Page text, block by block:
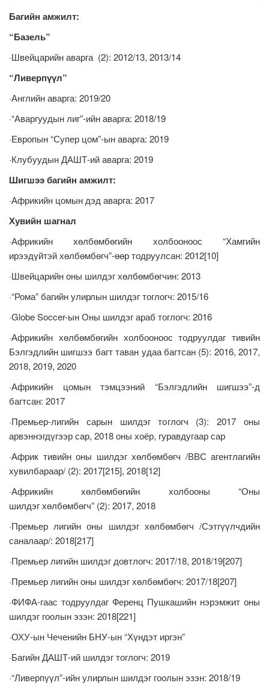
Багийн амжилт:
“Базель”
·Швейцарийн аварга (2): 2012/13, 2013/14
“Ливерпүүл”
·Английн аварга: 2019/20
·“Аваргуудын лиг”-ийн аварга: 2018/19
·Европын “Супер цом”-ын аварга: 2019
·Клубуудын ДАШТ-ий аварга: 2019
Шигшээ багийн амжилт:
·Африкийн цомын дэд аварга: 2017
Хувийн шагнал
·Африкийн хөлбөмбөгийн холбооноос “Хамгийн
ирээдүйтэй хөлбөмбөгч”-өөр тодруулсан: 2012[10]
·Швейцарийн оны шилдэг хөлбөмбөгчин: 2013
·“Рома” багийн улирлын шилдэг тоглогч: 2015/16
·Globe Soccer-ын Оны шилдэг араб тоглогч: 2016
·Африкийн хөлбөмбөгийн холбооноос тодруулдаг тивийн
Бэлгэдлийн шигшээ багт таван удаа багтсан (5): 2016, 2017,
2018, 2019, 2020
·Африкийн цомын тэмцээний “Бэлгэдлийн шигшээ”-д
багтсан: 2017
·Премьер-лигийн сарын шилдэг тоглогч (3): 2017 оны
арвэннэгдүгээр сар, 2018 оны хоёр, гуравдугаар сар
·Африк тивийн оны шилдэг хөлбөмбөгч /ВВС агентлагийн
хувилбараар/ (2): 2017[215], 2018[12]
·Африкийн хөлбөмбөгийн холбооны “Оны
шилдэг хөлбөмбөгч” (2): 2017, 2018
·Премьер лигийн оны шилдэг хөлбөмбөгч /Сэтгүүлчдийн
саналаар/: 2018[217]
·Премьер лигийн шилдэг довтлогч: 2017/18, 2018/19[207]
·Премьер лигийн оны шилдэг хөлбөмбөгч: 2017/18[207]
·ФИФА-гаас тодруулдаг Ференц Пушкашийн нэрэмжит оны
шилдэг гоолын эзэн: 2018[221]
·ОХУ-ын Чеченийн БНУ-ын “Хүндэт иргэн”
·Багийн ДАШТ-ий шилдэг тоглогч: 2019
·“Ливерпүүл”-ийн улирлын шилдэг гоолын эзэн: 2018/19